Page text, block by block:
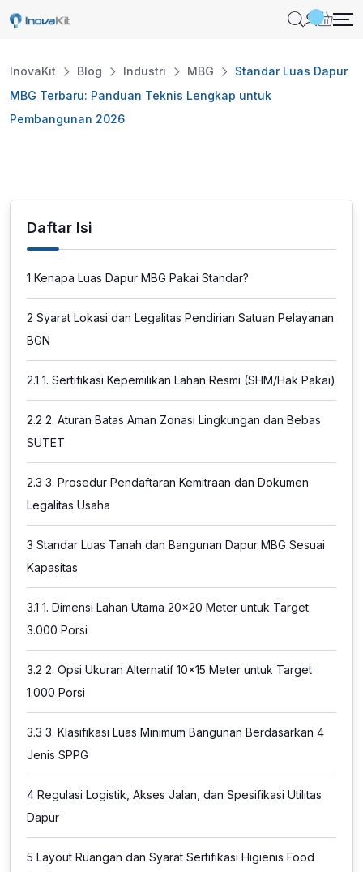
Skip
InovaKit Blog Industri MBG
Standar Luas Dapur
MBG Terbaru: Panduan Teknis Lengkap untuk
Pembangunan 2026
Daftar Isi
1 Kenapa Luas Dapur MBG Pakai Standar?
2 Syarat Lokasi dan Legalitas Pendirian Satuan Pelayanan
BGN
2.1 1. Sertifikasi Kepemilikan Lahan Resmi (SHM/Hak Pakai)
2.2 2. Aturan Batas Aman Zonasi Lingkungan dan Bebas
SUTET
2.3 3. Prosedur Pendaftaran Kemitraan dan Dokumen
Legalitas Usaha
3 Standar Luas Tanah dan Bangunan Dapur MBG Sesuai
Kapasitas
3.1 1. Dimensi Lahan Utama 20×20 Meter untuk Target
3.000 Porsi
3.2 2. Opsi Ukuran Alternatif 10×15 Meter untuk Target
1.000 Porsi
3.3 3. Klasifikasi Luas Minimum Bangunan Berdasarkan 4
Jenis SPPG
4 Regulasi Logistik, Akses Jalan, dan Spesifikasi Utilitas
Dapur
5 Layout Ruangan dan Syarat Sertifikasi Higienis Food